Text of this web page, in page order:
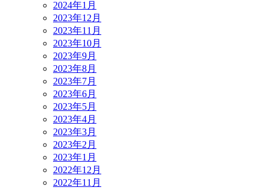
2024年1月
2023年12月
2023年11月
2023年10月
2023年9月
2023年8月
2023年7月
2023年6月
2023年5月
2023年4月
2023年3月
2023年2月
2023年1月
2022年12月
2022年11月